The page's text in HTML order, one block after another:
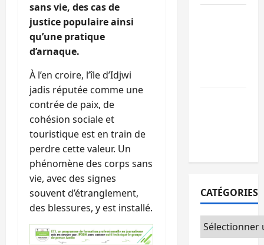
sans vie, des cas de
justice populaire ainsi
qu’une pratique
d’arnaque.
À l’en croire, l’île d’Idjwi
jadis réputée comme une
contrée de paix, de
cohésion sociale et
touristique est en train de
perdre cette valeur. Un
phénomène des corps sans
vie, avec des signes
souvent d’étranglement,
des blessures, y est installé.
CATÉGORIES
Catégories